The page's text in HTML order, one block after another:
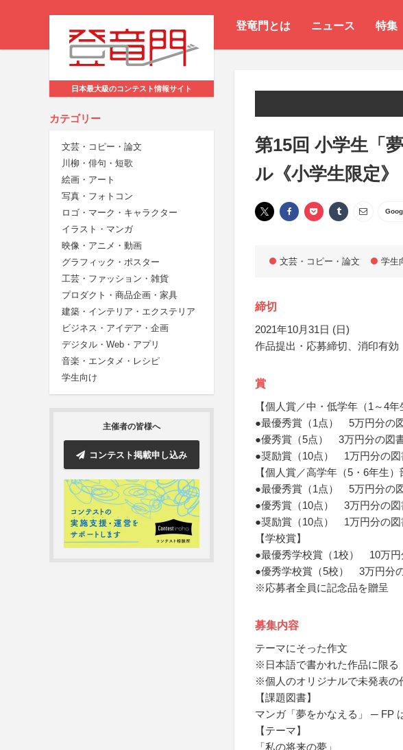
登竜門とは ニュース 特集
日本最大級のコンテスト情報サイト
カテゴリー
文芸・コピー・論文
川柳・俳句・短歌
絵画・アート
写真・フォトコン
ロゴ・マーク・キャラクター
イラスト・マンガ
映像・アニメ・動画
グラフィック・ポスター
工芸・ファッション・雑貨
プロダクト・商品企画・家具
建築・インテリア・エクステリア
ビジネス・アイデア・企画
デジタル・Web・アプリ
音楽・エンタメ・レシピ
学生向け
主催者の皆様へ
コンテスト掲載申し込み
第15回 小学生「
ル《小学生限定》
文芸・コピー・論文 学生
締切
2021年10月31日 (日)
作品提出・応募締切、消印有効
賞
【個人賞／中・低学年（1～4年
●最優秀賞（1点） 5万円分の
●優秀賞（5点） 3万円分の図
●奨励賞（10点） 1万円分の図
【個人賞／高学年（5・6年生）
●最優秀賞（1点） 5万円分の
●優秀賞（10点） 3万円分の図
●奨励賞（10点） 1万円分の図
【学校賞】
●最優秀学校賞（1校） 10万円
●優秀学校賞（5校） 3万円分
※応募者全員に記念品を贈呈
募集内容
テーマにそった作文
※日本語で書かれた作品に限る
※個人のオリジナルで未発表の
【課題図書】
マンガ「夢をかなえる」 ─ FP
【テーマ】
「私の将来の夢」